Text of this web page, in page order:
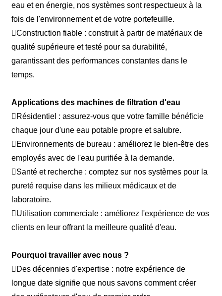
eau et en énergie, nos systèmes sont respectueux à la
fois de l'environnement et de votre portefeuille.
Construction fiable : construit à partir de matériaux de
qualité supérieure et testé pour sa durabilité,
garantissant des performances constantes dans le
temps.
Applications des machines de filtration d'eau
Résidentiel : assurez-vous que votre famille bénéficie
chaque jour d'une eau potable propre et salubre.
Environnements de bureau : améliorez le bien-être des
employés avec de l'eau purifiée à la demande.
Santé et recherche : comptez sur nos systèmes pour la
pureté requise dans les milieux médicaux et de
laboratoire.
Utilisation commerciale : améliorez l'expérience de vos
clients en leur offrant la meilleure qualité d'eau.
Pourquoi travailler avec nous ?
Des décennies d'expertise : notre expérience de
longue date signifie que nous savons comment créer